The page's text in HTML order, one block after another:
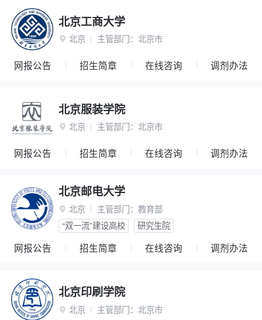
北京工商大学
 北京 主管部门： 北京市
网报公告 招生简章 在线咨询 调剂办法
北京服装学院
 北京 主管部门： 北京市
网报公告 招生简章 在线咨询 调剂办法
北京邮电大学
 北京 主管部门： 教育部
“双一流”建设高校
研究生院
网报公告 招生简章 在线咨询 调剂办法
北京印刷学院
 北京 主管部门： 北京市